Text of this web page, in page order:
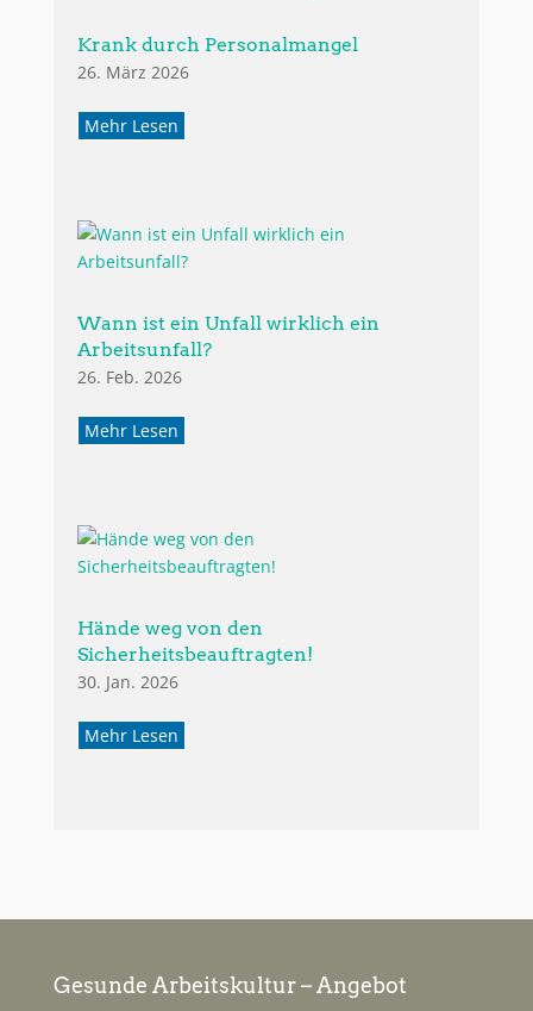
Krank durch Personalmangel
26. März 2026
Mehr Lesen
Wann ist ein Unfall wirklich ein
Arbeitsunfall?
26. Feb. 2026
Mehr Lesen
Hände weg von den
Sicherheitsbeauftragten!
30. Jan. 2026
Mehr Lesen
Gesunde Arbeitskultur – Angebot